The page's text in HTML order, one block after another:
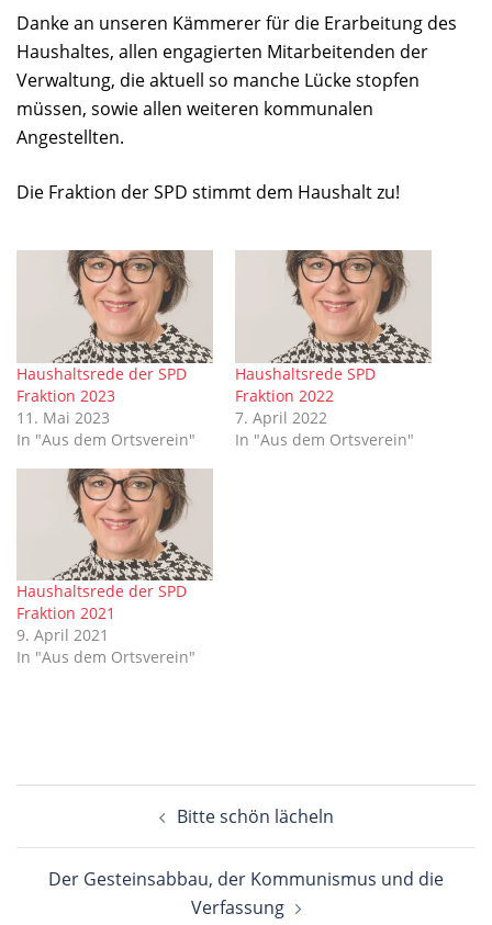
Danke an unseren Kämmerer für die Erarbeitung des
Haushaltes, allen engagierten Mitarbeitenden der
Verwaltung, die aktuell so manche Lücke stopfen
müssen, sowie allen weiteren kommunalen
Angestellten.
Die Fraktion der SPD stimmt dem Haushalt zu!
Haushaltsrede der SPD
Fraktion 2023
11. Mai 2023
In "Aus dem Ortsverein"
Haushaltsrede SPD
Fraktion 2022
7. April 2022
In "Aus dem Ortsverein"
Haushaltsrede der SPD
Fraktion 2021
9. April 2021
In "Aus dem Ortsverein"
Bitte schön lächeln
Der Gesteinsabbau, der Kommunismus und die
Verfassung